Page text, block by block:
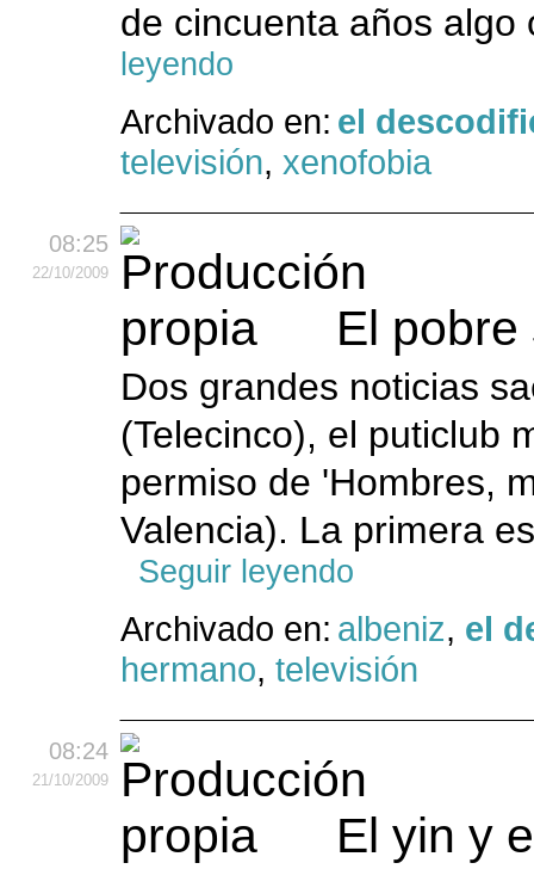
de cincuenta años
leyendo
Archivado en: el
televisión, xenofobia
08:25
22/10/2009
El
Dos grandes noticias
(Telecinco), el puticlub
permiso de 'Hombres,
Valencia). La primera
Seguir leyendo
Archivado en: albeniz, el
hermano, televisión
08:24
21/10/2009
El yin y